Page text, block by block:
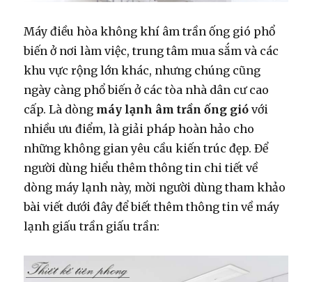
Máy điều hòa không khí âm trần ống gió phổ
biến ở nơi làm việc, trung tâm mua sắm và các
khu vực rộng lớn khác, nhưng chúng cũng
ngày càng phổ biến ở các tòa nhà dân cư cao
cấp. Là dòng máy lạnh âm trần ống gió với
nhiều ưu điểm, là giải pháp hoàn hảo cho
những không gian yêu cầu kiến ​​trúc đẹp. Để
người dùng hiểu thêm thông tin chi tiết về
dòng máy lạnh này, mời người dùng tham khảo
bài viết dưới đây để biết thêm thông tin về máy
lạnh giấu trần giấu trần: